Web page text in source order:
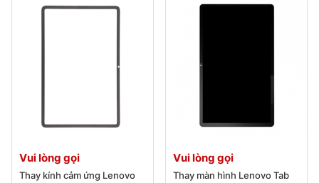
Vui lòng gọi
Thay kính cảm ứng Lenovo
Vui lòng gọi
Thay màn hình Lenovo Tab